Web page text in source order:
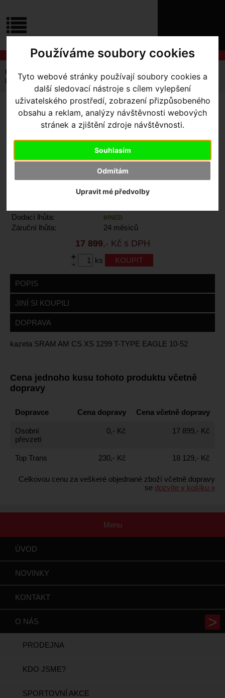
Používáme soubory cookies
Tyto webové stránky používají soubory cookies a
další sledovací nástroje s cílem vylepšení
uživatelského prostředí, zobrazení přizpůsobeného
obsahu a reklam, analýzy návštěvnosti webových
stránek a zjištění zdroje návštěvnosti.
Souhlasím
Odmítám
Upravit mé předvolby
NÁSO
NÁKUPU
SLUŽBY
ZTRATILI
Úvodní strana
Komponenty
kazeta SRAM AM CS XS 1299 T-TYPE EAGLE 10-52
KAZETA SRAM AM CS XS
1299 T-TYPE EAGLE 10-52
00.2418.124.000
Dodací lhůta:
IHNED
Záruční lhůta: 24 měsíců
17 899,- Kč s DPH
+
-
ks
POPIS
JINÍ SI KOUPILI
DOPRAVA
kazeta SRAM AM CS XS 1299 T-TYPE EAGLE 10-52
Cena jednoho kusu tohoto produktu včetně
dopravy
Dopravce Cena dopravy Cena včetně dopravy
Osobní
převzetí
0,- Kč 17 899,- Kč
Top Trans 230,- Kč 18 129,- Kč
Celkovou cenu za veškeré objednané zboží včetně dopravy
se dozvíte v košíku »
Menu
ÚVOD
NOVINKY
KONTAKT
O NÁS
PRODEJNA
KDO JSME?
SPORTOVNÍ AKCE